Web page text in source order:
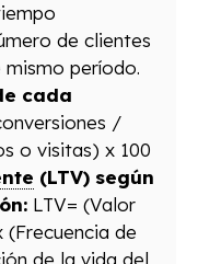
de clientes
mismo período.
cada
/
o visitas) x 100
(LTV) según
LTV= (Valor
de
de la vida del